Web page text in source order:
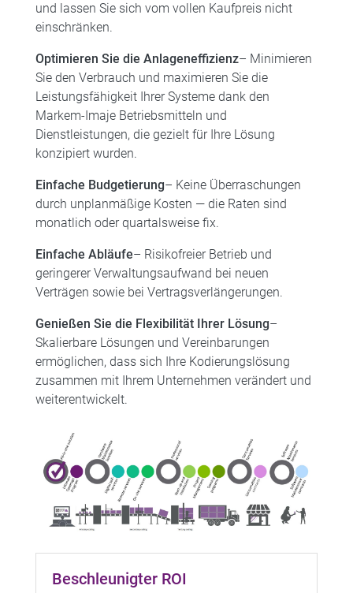
und lassen Sie sich vom vollen Kaufpreis nicht
einschränken.
Optimieren Sie die Anlageneffizienz– Minimieren
Sie den Verbrauch und maximieren Sie die
Leistungsfähigkeit Ihrer Systeme dank den
Markem-Imaje Betriebsmitteln und
Dienstleistungen, die gezielt für Ihre Lösung
konzipiert wurden.
Einfache Budgetierung– Keine Überraschungen
durch unplanmäßige Kosten — die Raten sind
monatlich oder quartalsweise fix.
Einfache Abläufe– Risikofreier Betrieb und
geringerer Verwaltungsaufwand bei neuen
Verträgen sowie bei Vertragsverlängerungen.
Genießen Sie die Flexibilität Ihrer Lösung–
Skalierbare Lösungen und Vereinbarungen
ermöglichen, dass sich Ihre Kodierungslösung
zusammen mit Ihrem Unternehmen verändert und
weiterentwickelt.
Beschleunigter ROI​